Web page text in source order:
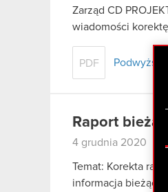
Zarząd CD
wiadomości
PDF
Raport
4 grudnia 2020
Temat: Korekta
informacja bieżąca